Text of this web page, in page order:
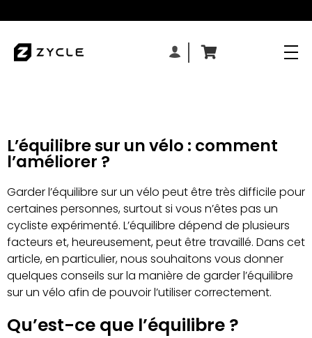
L’équilibre sur un vélo : comment
l’améliorer ?
Garder l’équilibre sur un vélo peut être très difficile pour
certaines personnes, surtout si vous n’êtes pas un
cycliste expérimenté. L’équilibre dépend de plusieurs
facteurs et, heureusement, peut être travaillé. Dans cet
article, en particulier, nous souhaitons vous donner
quelques conseils sur la manière de garder l’équilibre
sur un vélo afin de pouvoir l’utiliser correctement.
Qu’est-ce que l’équilibre ?